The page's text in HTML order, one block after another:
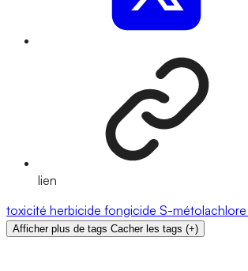
lien
toxicité herbicide fongicide S-métolachlore
Afficher plus de tags Cacher les tags (+)